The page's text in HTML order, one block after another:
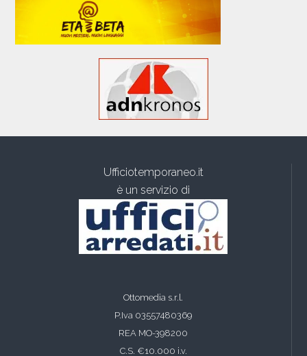
Ufficiotemporaneo.it
è un servizio di
Ottomedia s.r.l.
P.Iva 03557480369
REA MO-398200
C.S. €10.000 i.v.